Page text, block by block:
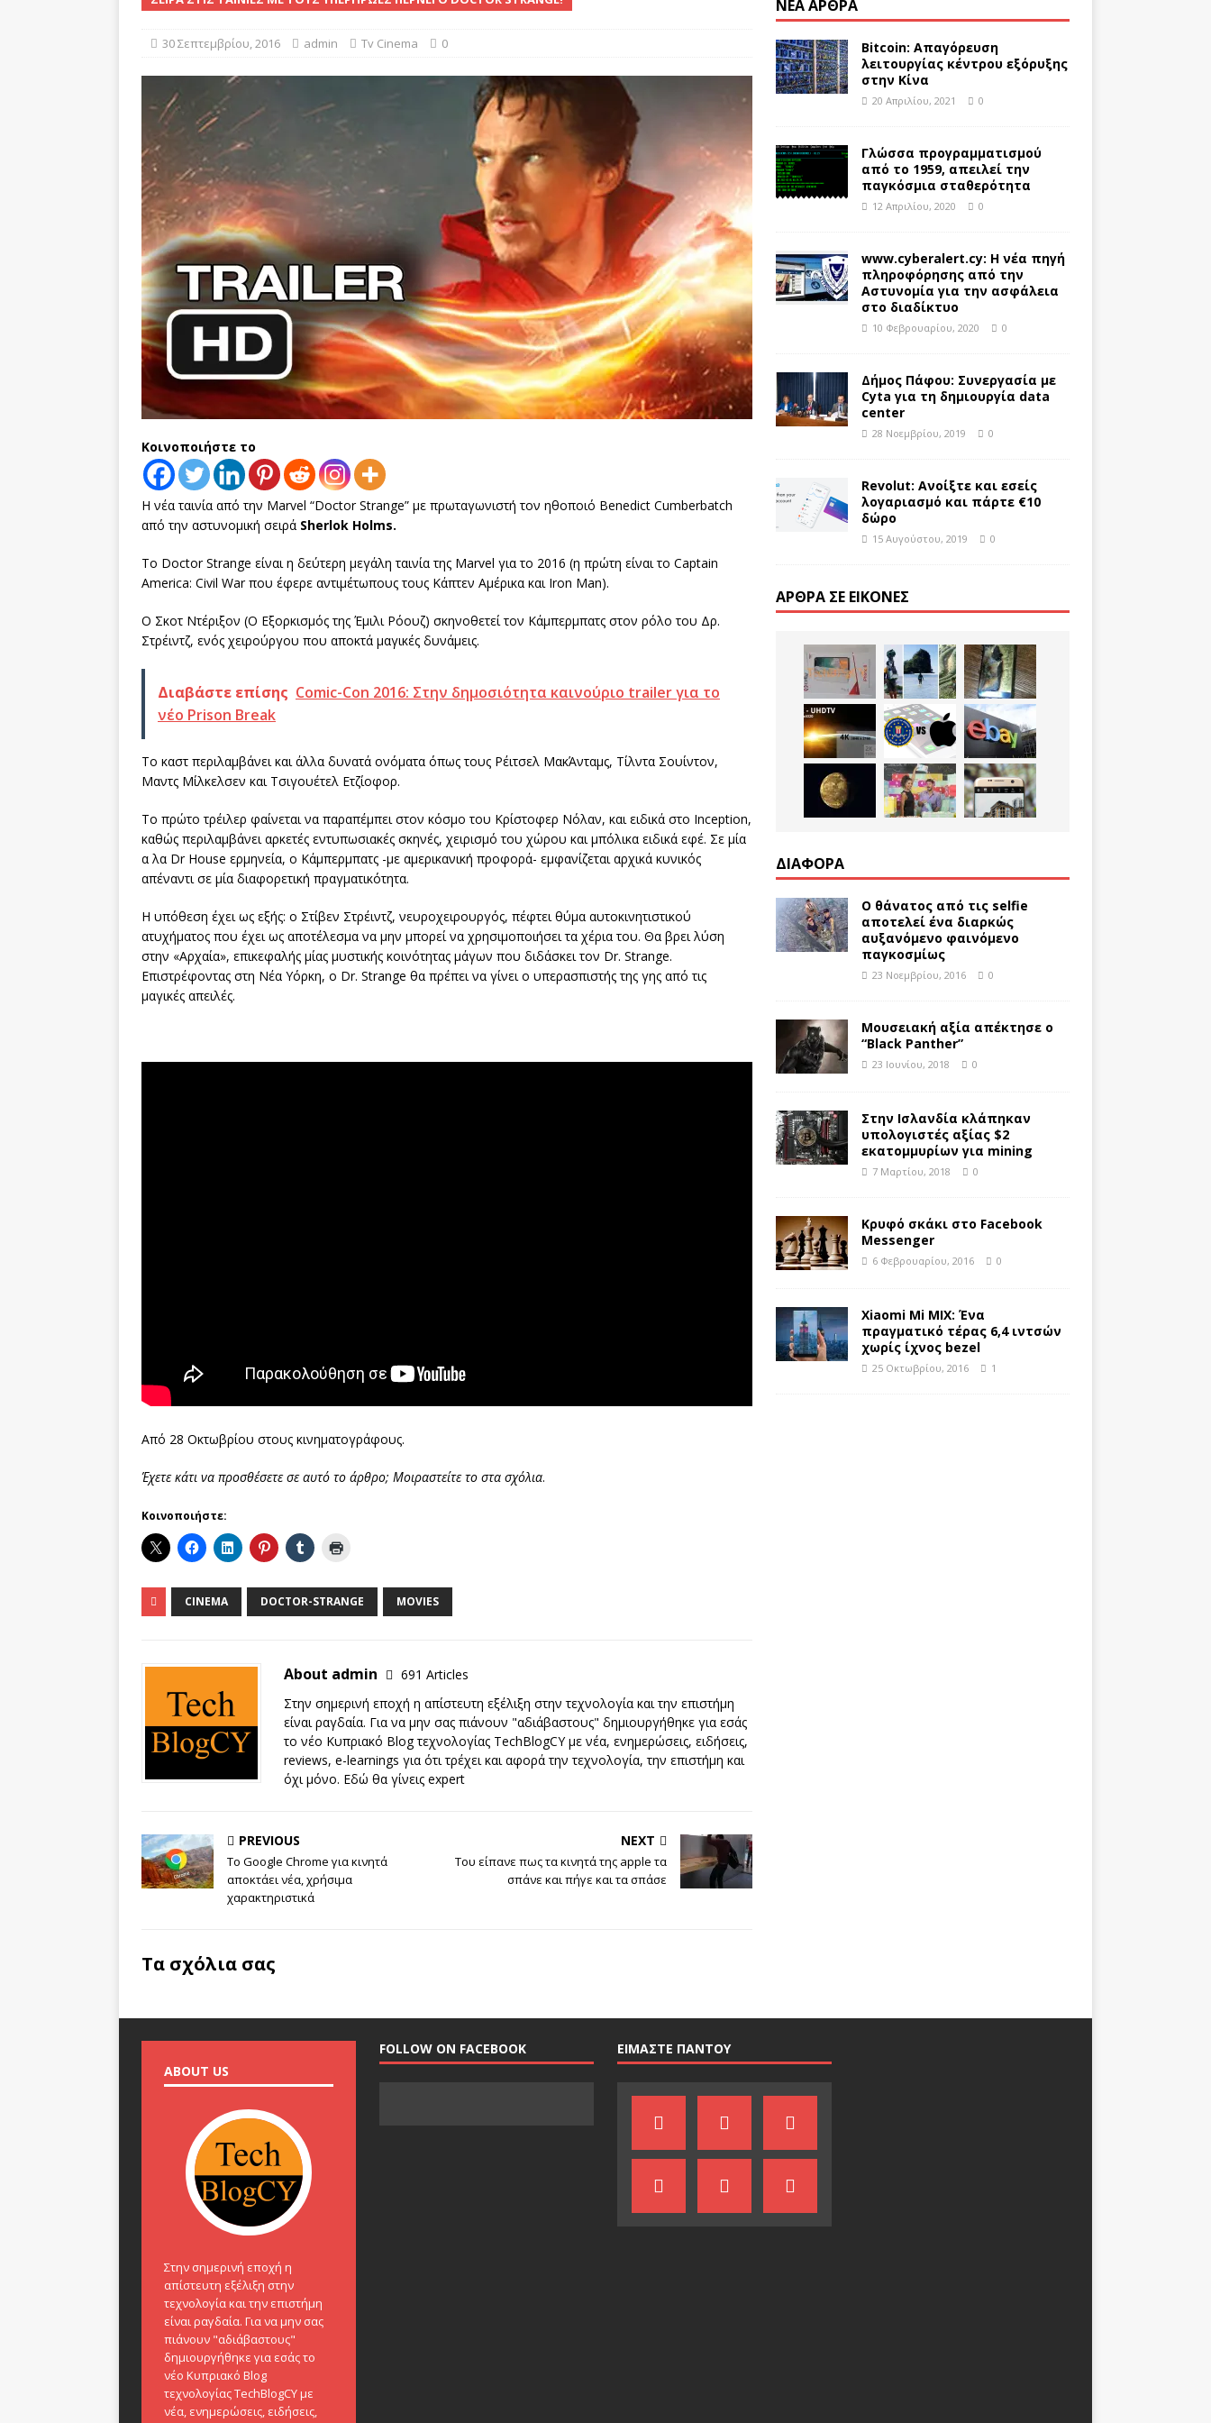
[ 20 Απριλίου, 2021 ] Bitcoin: Απαγόρευση λειτουργίας κέντρου εξόρυξης στην Κίνα
BUSINESS
30 Σεπτεμβρίου, 2016 admin Tv Cinema 0
Κοινοποιήστε το
Η νέα ταινία από την Marvel “Doctor Strange” με πρωταγωνιστή τον ηθοποιό Benedict Cumberbatch
από την αστυνομική σειρά Sherlok Holms.
Το Doctor Strange είναι η δεύτερη μεγάλη ταινία της Marvel για το 2016 (η πρώτη είναι το Captain
America: Civil War που έφερε αντιμέτωπους τους Κάπτεν Αμέρικα και Iron Man).
Ο Σκοτ Ντέριξον (Ο Εξορκισμός της Έμιλι Ρόουζ) σκηνοθετεί τον Κάμπερμπατς στον ρόλο του Δρ.
Στρέιντζ, ενός χειρούργου που αποκτά μαγικές δυνάμεις.
Διαβάστε επίσης Comic-Con 2016: Στην δημοσιότητα καινούριο trailer για το
νέο Prison Break
Το καστ περιλαμβάνει και άλλα δυνατά ονόματα όπως τους Ρέιτσελ ΜακΆνταμς, Τίλντα Σουίντον,
Μαντς Μίλκελσεν και Τσιγουέτελ Ετζίοφορ.
Το πρώτο τρέιλερ φαίνεται να παραπέμπει στον κόσμο του Κρίστοφερ Νόλαν, και ειδικά στο Inception,
καθώς περιλαμβάνει αρκετές εντυπωσιακές σκηνές, χειρισμό του χώρου και μπόλικα ειδικά εφέ. Σε μία
α λα Dr House ερμηνεία, ο Κάμπερμπατς -με αμερικανική προφορά- εμφανίζεται αρχικά κυνικός
απέναντι σε μία διαφορετική πραγματικότητα.
Η υπόθεση έχει ως εξής: ο Στίβεν Στρέιντζ, νευροχειρουργός, πέφτει θύμα αυτοκινητιστικού
ατυχήματος που έχει ως αποτέλεσμα να μην μπορεί να χρησιμοποιήσει τα χέρια του. Θα βρει λύση
στην «Αρχαία», επικεφαλής μίας μυστικής κοινότητας μάγων που διδάσκει τον Dr. Strange.
Επιστρέφοντας στη Νέα Υόρκη, ο Dr. Strange θα πρέπει να γίνει ο υπερασπιστής της γης από τις
μαγικές απειλές.
Από 28 Οκτωβρίου στους κινηματογράφους.
Έχετε κάτι να προσθέσετεσε αυτό το άρθρο; Μοιραστείτε το στα σχόλια.
Κοινοποιήστε:
CINEMA DOCTOR-STRANGE MOVIES
About admin
691 Articles
Στην σημερινή εποχή η απίστευτη εξέλιξη στην τεχνολογία και την επιστήμη
είναι ραγδαία. Για να μην σας πιάνουν "αδιάβαστους" δημιουργήθηκε για εσάς
το νέο Κυπριακό Blog τεχνολογίας TechBlogCY με νέα, ενημερώσεις, ειδήσεις,
reviews, e-learnings για ότι τρέχει και αφορά την τεχνολογία, την επιστήμη και
όχι μόνο. Εδώ θα γίνεις expert
PREVIOUS
Το Google Chrome για κινητά
αποκτάει νέα, χρήσιμα
χαρακτηριστικά
NEXT
Του είπανε πως τα κινητά της apple τα
σπάνε και πήγε και τα σπάσε
Τα σχόλια σας
ΝΈΑ ΆΡΘΡΑ
Bitcoin: Απαγόρευση
λειτουργίας κέντρου εξόρυξης
στην Κίνα
20 Απριλίου, 2021 0
Γλώσσα προγραμματισμού
από το 1959, απειλεί την
παγκόσμια σταθερότητα
12 Απριλίου, 2020 0
www.cyberalert.cy: Η νέα πηγή
πληροφόρησης από την
Αστυνομία για την ασφάλεια
στο διαδίκτυο
10 Φεβρουαρίου, 2020 0
Δήμος Πάφου: Συνεργασία με
Cyta για τη δημιουργία data
center
28 Νοεμβρίου, 2019 0
Revolut: Ανοίξτε και εσείς
λογαριασμό και πάρτε €10
δώρο
15 Αυγούστου, 2019 0
ΆΡΘΡΑ ΣΕ ΕΙΚΌΝΕΣ
ΔΙΑΦΟΡΑ
Ο θάνατος από τις selfie
αποτελεί ένα διαρκώς
αυξανόμενο φαινόμενο
παγκοσμίως
23 Νοεμβρίου, 2016 0
Μουσειακή αξία απέκτησε ο
“Black Panther”
23 Ιουνίου, 2018 0
Στην Ισλανδία κλάπηκαν
υπολογιστές αξίας $2
εκατομμυρίων για mining
7 Μαρτίου, 2018 0
Κρυφό σκάκι στο Facebook
Messenger
6 Φεβρουαρίου, 2016 0
Xiaomi Mi MIX: Ένα
πραγματικό τέρας 6,4 ιντσών
χωρίς ίχνος bezel
25 Οκτωβρίου, 2016 1
ABOUT US
Στην σημερινή εποχή η
απίστευτη εξέλιξη στην
τεχνολογία και την επιστήμη
είναι ραγδαία. Για να μην σας
πιάνουν "αδιάβαστους"
δημιουργήθηκε για εσάς το
νέο Κυπριακό Blog
τεχνολογίας TechBlogCY με
νέα, ενημερώσεις, ειδήσεις,
FOLLOW ON FACEBOOK ΕΙΜΑΣΤΕ ΠΑΝΤΟΥ